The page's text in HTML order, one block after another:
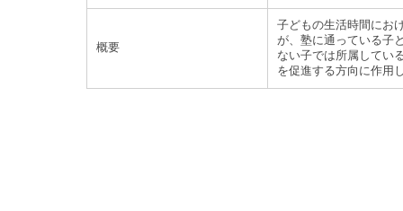
概要
子どもの生活時間にお
が、塾に通っている子
ない子では所属してい
を促進する方向に作用